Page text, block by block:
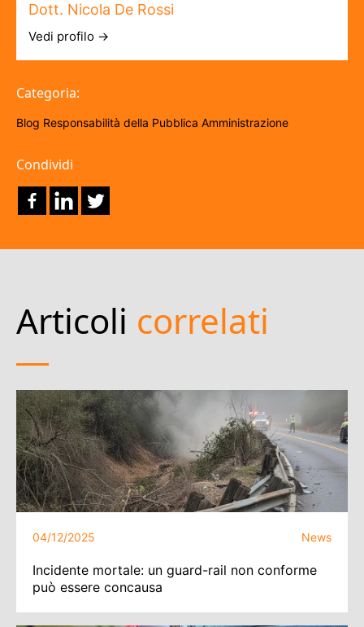
Dott. Nicola De Rossi
Vedi profilo →
Categoria:
Blog Responsabilità della Pubblica Amministrazione
Condividi
Articoli correlati
04/12/2025 News
Incidente mortale: un guard-rail non conforme
può essere concausa